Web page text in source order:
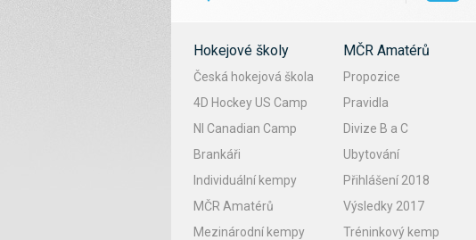
Hokejové školy
Česká hokejová škola
4D Hockey US Camp
NI Canadian Camp
Brankáři
Individuální kempy
MČR Amatérů
Mezinárodní kempy
MČR Amatérů
Propozice
Pravidla
Divize B a C
Ubytování
Přihlášení 2018
Výsledky 2017
Tréninkový kemp